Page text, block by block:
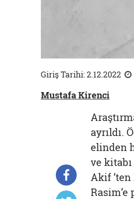
Giriş Tarihi: 2.12.2022
Mustafa Kirenci
ayrıldı.
elinden
ve
Akif